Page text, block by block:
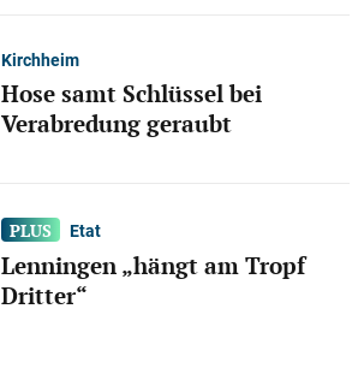
Kirchheim
Hose samt Schlüssel bei
Verabredung geraubt
Etat
Lenningen „hängt am Tropf
Dritter“